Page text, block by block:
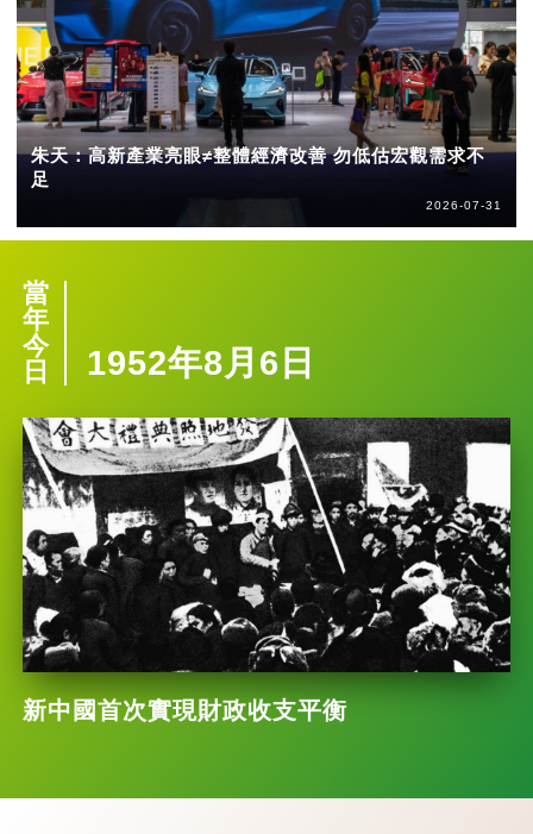
朱天：高新產業亮眼≠整體經濟改善 勿低估宏觀需求不
足
2026-07-31
當
年
今
日
1952年8月6日
新中國首次實現財政收支平衡